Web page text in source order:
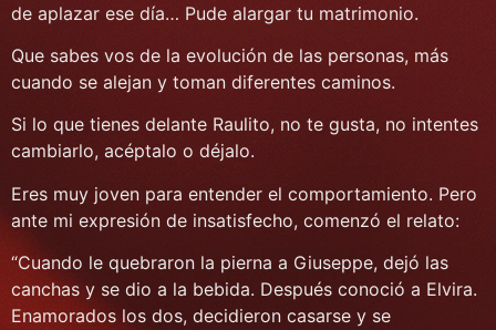
de aplazar ese día… Pude alargar tu matrimonio.
Que sabes vos de la evolución de las personas, más
cuando se alejan y toman diferentes caminos.
Si lo que tienes delante Raulito, no te gusta, no intentes
cambiarlo, acéptalo o déjalo.
Eres muy joven para entender el comportamiento. Pero
ante mi expresión de insatisfecho, comenzó el relato:
“Cuando le quebraron la pierna a Giuseppe, dejó las
canchas y se dio a la bebida. Después conoció a Elvira.
Enamorados los dos, decidieron casarse y se